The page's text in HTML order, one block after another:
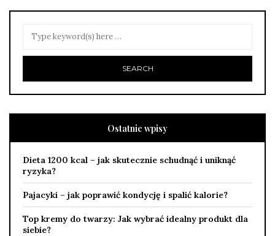
Ostatnie wpisy
Dieta 1200 kcal – jak skutecznie schudnąć i uniknąć
ryzyka?
Pajacyki – jak poprawić kondycję i spalić kalorie?
Top kremy do twarzy: Jak wybrać idealny produkt dla
siebie?